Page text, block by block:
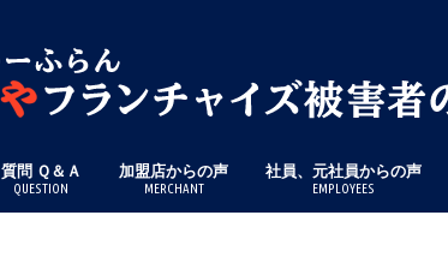
質問 Ｑ＆Ａ
QUESTION
加盟店からの声
MERCHANT
社員、元社員からの声
EMPLOYEES